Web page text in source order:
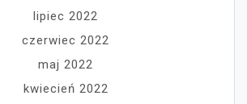
lipiec 2022
czerwiec 2022
maj 2022
kwiecień 2022